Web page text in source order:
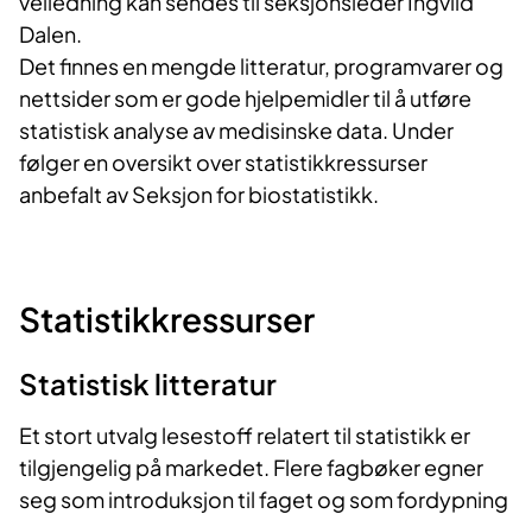
Dalen.
Det finnes en mengde litteratur, programvarer og
nettsider som er gode hjelpemidler til å utføre
statistisk analyse av medisinske data. Under
følger en oversikt over statistikkressurser
anbefalt av Seksjon for biostatistikk.
Statistikkressurser
Statistisk litteratur
Et stort utvalg lesestoff relatert til statistikk er
tilgjengelig på markedet. Flere fagbøker egner
seg som introduksjon til faget og som fordypning